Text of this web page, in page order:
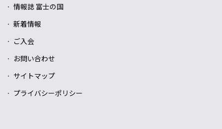
情報誌 富士の国
新着情報
ご入会
お問い合わせ
サイトマップ
プライバシーポリシー